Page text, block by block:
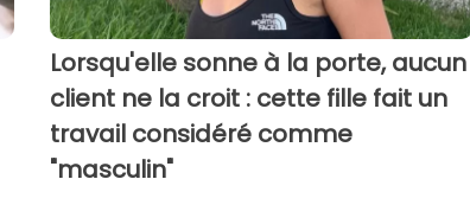
Lorsqu'elle sonne à la porte, aucun
client ne la croit : cette fille fait un
travail considéré comme
"masculin"